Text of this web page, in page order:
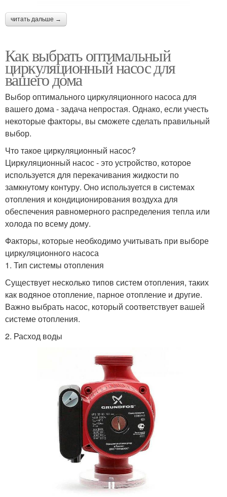
читать дальше →
Как выбрать оптимальный
циркуляционный насос для
вашего дома
Выбор оптимального циркуляционного насоса для
вашего дома - задача непростая. Однако, если учесть
некоторые факторы, вы сможете сделать правильный
выбор.
Что такое циркуляционный насос?
Циркуляционный насос - это устройство, которое
используется для перекачивания жидкости по
замкнутому контуру. Оно используется в системах
отопления и кондиционирования воздуха для
обеспечения равномерного распределения тепла или
холода по всему дому.
Факторы, которые необходимо учитывать при выборе
циркуляционного насоса
1. Тип системы отопления
Существует несколько типов систем отопления, таких
как водяное отопление, парное отопление и другие.
Важно выбрать насос, который соответствует вашей
системе отопления.
2. Расход воды